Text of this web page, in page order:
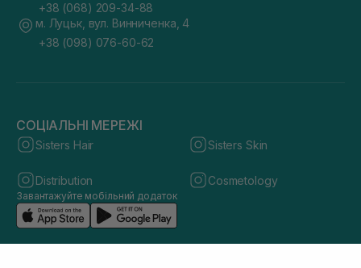
+38 (068) 209-34-88
м. Луцьк, вул. Винниченка, 4
+38 (098) 076-60-62
СОЦІАЛЬНІ МЕРЕЖІ
Sisters Hair Sisters Skin
Distribution Cosmetology
Завантажуйте мобільний додаток